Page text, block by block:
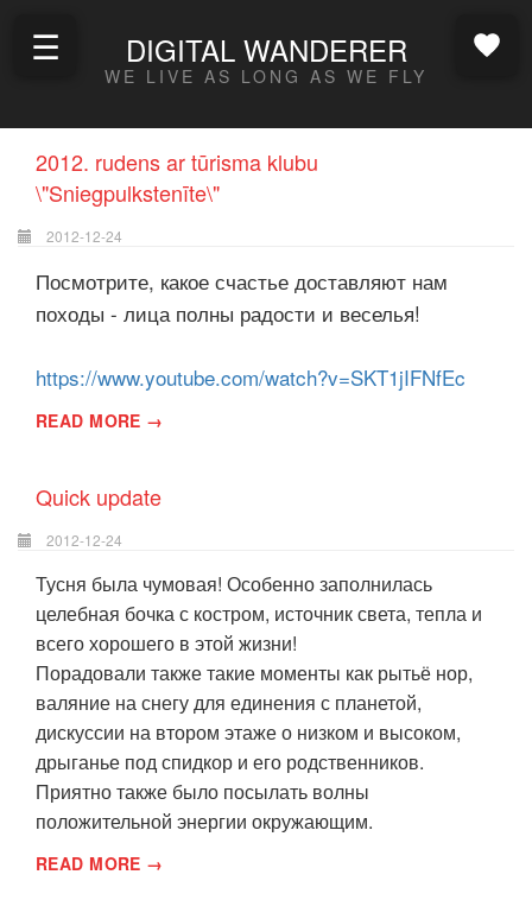
DIGITAL WANDERER
WE LIVE AS LONG AS WE FLY
☰
2012. rudens ar tūrisma klubu
\"Sniegpulkstenīte\"
2012-12-24
Посмотрите, какое счастье доставляют нам
походы - лица полны радости и веселья!
https://www.youtube.com/watch?v=SKT1jIFNfEc
READ MORE →
Quick update
2012-12-24
Тусня была чумовая! Особенно заполнилась
целебная бочка с костром, источник света, тепла и
всего хорошего в этой жизни!
Порадовали также такие моменты как рытьё нор,
валяние на снегу для единения с планетой,
дискуссии на втором этаже о низком и высоком,
дрыганье под спидкор и его родственников.
Приятно также было посылать волны
положительной энергии окружающим.
READ MORE →